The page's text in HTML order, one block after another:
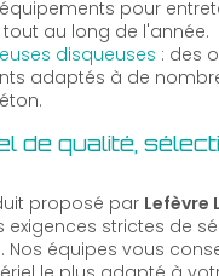
pour
tout au long de l'année.
disqueuses : des
adaptés à de
de qualité,
proposé par Lefèvre
exigences strictes de
Nos équipes vous